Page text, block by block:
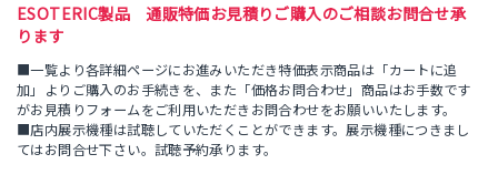
ESOTERIC製品 通販特価お見積りご購入のご相談お問合せ承
ります
■一覧より各詳細ページにお進みいただき特価表示商品は「カートに追
加」よりご購入のお手続きを、また「価格お問合わせ」商品はお手数です
がお見積りフォームをご利用いただきお問合わせをお願いいたします。
■店内展示機種は試聴していただくことができます。展示機種につきまし
てはお問合せ下さい。試聴予約承ります。